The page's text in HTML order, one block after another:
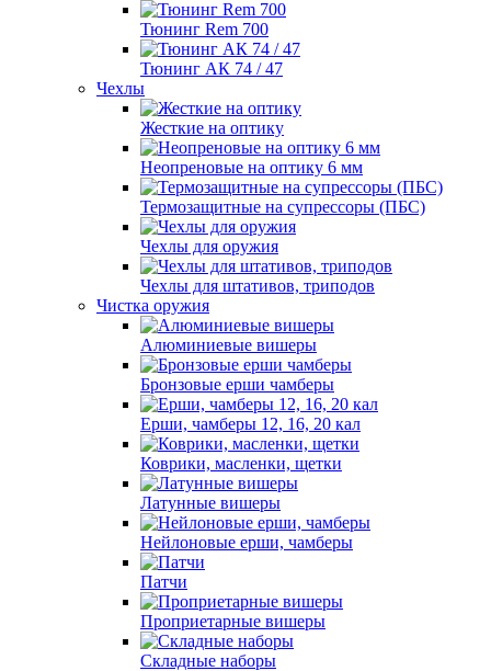
Тюнинг Rem 700
Тюнинг АК 74 / 47
Чехлы
Жесткие на оптику
Неопреновые на оптику 6 мм
Термозащитные на супрессоры (ПБС)
Чехлы для оружия
Чехлы для штативов, триподов
Чистка оружия
Алюминиевые вишеры
Бронзовые ерши чамберы
Ерши, чамберы 12, 16, 20 кал
Коврики, масленки, щетки
Латунные вишеры
Нейлоновые ерши, чамберы
Патчи
Проприетарные вишеры
Складные наборы